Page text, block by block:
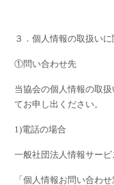
３．個人情報の取扱い
①問い合わせ先
当協会の個人情報の取
てお申し出ください。
1)電話の場合
一般社団法人情報サー
「個人情報お問い合わ